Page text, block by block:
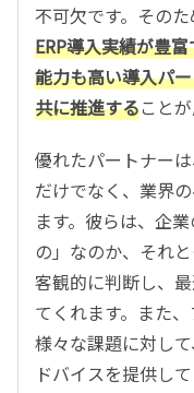
不可欠です。そのた
ERP導入実績が豊
能力も高い導入パ
共に推進すること
優れたパートナー
だけでなく、業界
ます。彼らは、企
の」なのか、それ
客観的に判断し、
てくれます。また
様々な課題に対し
ドバイスを提供し